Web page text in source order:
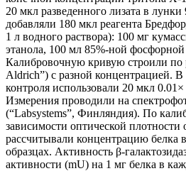
20 мкл разведенного лизата в
добавляли 180 мкл реагента
1 л водного раствора): 100 мг
этанола, 100 мл 85%-ной
Калибровочную кривую строили по
Aldrich”) с разной концентрацией. В
контроля использовали 20 мкл 0.01×
Измерения проводили на
(“Labsystems”, Финляндия). По
зависимости оптической
рассчитывали концентрацию белка
образцах. Активность β-
активности (mU) на 1 мг белка в